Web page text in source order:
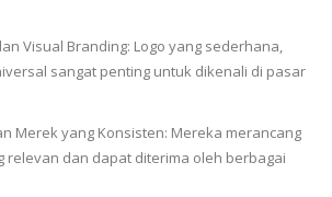
Visual Branding: Logo yang sederhana,
sangat penting untuk dikenali di pasar
Merek yang Konsisten: Mereka merancang
relevan dan dapat diterima oleh berbagai